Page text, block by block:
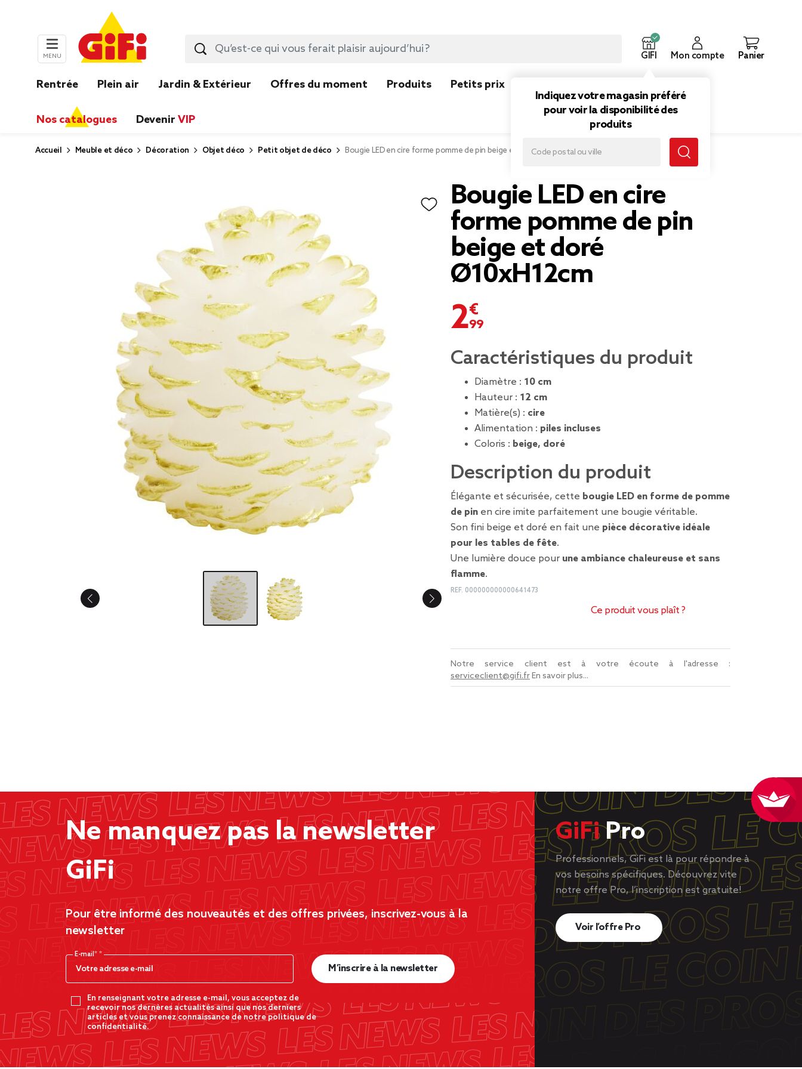
MENU GIFI
Indiquez votre magasin préféré
pour voir la disponibilité des
produits
Mon compte Panier
Rentrée Plein air Jardin & Extérieur Offres du moment Produits Petits prix
Nos catalogues Devenir VIP
Accueil Meuble et déco Décoration Objet déco Petit objet de déco Bougie LED en cire forme pomme de pin beige et doré Ø10xH12cm
Bougie LED en cire
forme pomme de pin
beige et doré
Ø10xH12cm
2,99 €
Caractéristiques du produit
Diamètre : 10 cm
Hauteur : 12 cm
Matière(s) : cire
Alimentation : piles incluses
Coloris : beige, doré
Description du produit
Élégante et sécurisée, cette bougie LED en forme de pomme
de pin en cire imite parfaitement une bougie véritable.
Son fini beige et doré en fait une pièce décorative idéale
pour les tables de fête.
Une lumière douce pour une ambiance chaleureuse et sans
flamme.
REF. 000000000000641473
Ce produit vous plaît ?
Notre service client est à votre écoute à l'adresse :
serviceclient@gifi.frEn savoir plus...
Ne manquez pas la newsletter
GiFi
Pour être informé des nouveautés et des offres privées, inscrivez-vous à la
newsletter
E-mail*
En renseignant votre adresse e-mail, vous acceptez de
recevoir nos dernères actualités ainsi que nos derniers
articles et vous prenez connaissance de notre politique de
confidentialité.
M’inscrire à la newsletter
GiFiPro
Professionnels, GiFi est là pour répondre à
vos besoins spécifiques. Découvrez vite
notre offre Pro, l’inscription est gratuite!
Voir l’offre Pro